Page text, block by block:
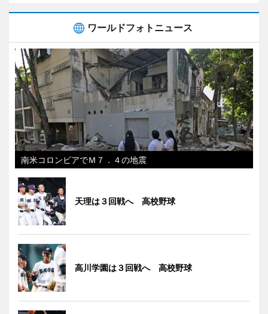
ワールドフォトニュース
南米コロンビアでＭ７．４の地震
天理は３回戦へ 高校野球
高川学園は３回戦へ 高校野球